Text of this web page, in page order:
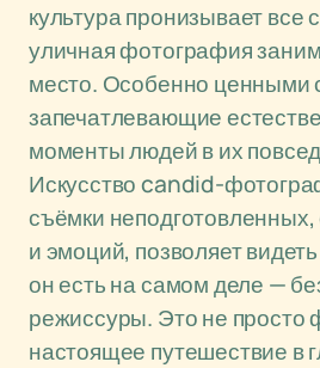
культура пронизывает
уличная фотография
место. Особенно ценными
запечатлевающие
моменты людей в их
Искусство candid-
съёмки
и эмоций, позволяет
он есть на самом деле —
режиссуры. Это не просто
настоящее путешествие в